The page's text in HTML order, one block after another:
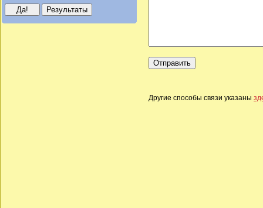
Другие способы связи указаны